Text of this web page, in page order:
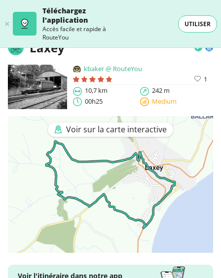
Téléchargez
l'application
Accès facile et rapide à
RouteYou
UTILISER
Laxey
kbaker @ RouteYou
1
10,7 km
242 m
00h25
Medium
Voir sur la carte interactive
Voir l'itinéraire dans notre app